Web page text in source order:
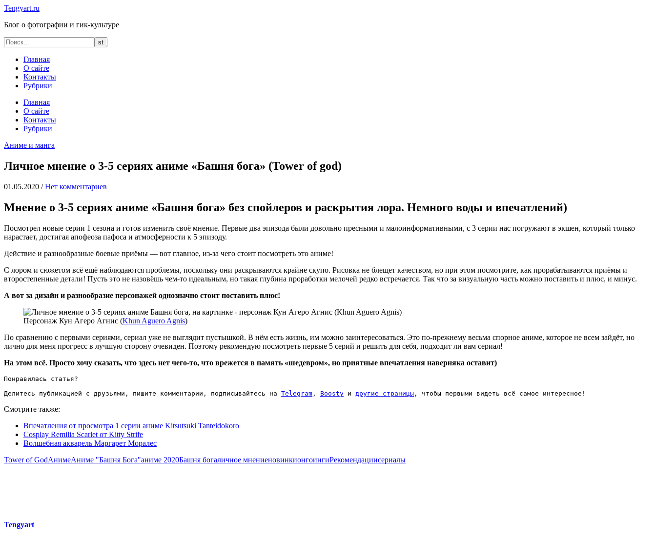
Tengyart.ru
Блог о фотографии и гик-культуре
Главная
О сайте
Контакты
Рубрики
Главная
О сайте
Контакты
Рубрики
Аниме и манга
Личное мнение о 3-5 сериях аниме «Башня бога» (Tower of god)
01.05.2020 / Нет комментариев
Мнение о 3-5 сериях аниме «Башня бога» без спойлеров и раскрытия лора. Немного воды и впечатлений)
Посмотрел новые серии 1 сезона и готов изменить своё мнение. Первые два эпизода были довольно пресными и малоинформативными, с 3 серии нас погружают в экшен, который только
нарастает, достигая апофеоза пафоса и атмосферности к 5 эпизоду.
Действие и разнообразные боевые приёмы — вот главное, из-за чего стоит посмотреть это аниме!
С лором и сюжетом всё ещё наблюдаются проблемы, поскольку они раскрываются крайне скупо. Рисовка не блещет качеством, но при этом посмотрите, как прорабатываются приёмы и
второстепенные детали! Пусть это не назовёшь чем-то идеальным, но такая глубина проработки мелочей редко встречается. Так что за визуальную часть можно поставить и плюс, и минус.
А вот за дизайн и разнообразие персонажей однозначно стоит поставить плюс!
Персонаж Кун Агеро Агнис (Khun Aguero Agnis)
По сравнению с первыми сериями, сериал уже не выглядит пустышкой. В нём есть жизнь, им можно заинтересоваться. Это по-прежнему весьма спорное аниме, которое не всем зайдёт, но
лично для меня прогресс в лучшую сторону очевиден. Поэтому рекомендую посмотреть первые 5 серий и решить для себя, подходит ли вам сериал!
На этом всё. Просто хочу сказать, что здесь нет чего-то, что врежется в память «шедевром», но приятные впечатления наверняка оставит)
Понравилась статья?
Делитесь публикацией с друзьями, пишите комментарии, подписывайтесь на Telegram , Boosty и другие страницы , чтобы первыми видеть всё самое интересное!
Смотрите также:
Впечатления от просмотра 1 серии аниме Kitsutsuki Tanteidokoro
Cosplay Remilia Scarlet от Kitty Strife
Волшебная акварель Маргарет Моралес
Tower of GodАнимеАниме "Башня Бога"аниме 2020Башня богаличное мнениеновинкионгоингиРекомендациисериалы
Tengyart